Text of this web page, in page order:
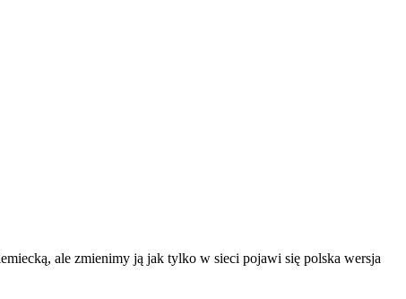
ale zmienimy ją jak tylko w sieci pojawi się polska wersja